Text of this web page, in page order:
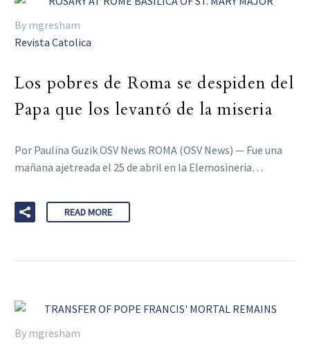
By mgresham
Revista Catolica
Los pobres de Roma se despiden del
Papa que los levantó de la miseria
Por Paulina Guzik OSV News ROMA (OSV News) — Fue una
mañana ajetreada el 25 de abril en la Elemosineria…
READ MORE
By mgresham